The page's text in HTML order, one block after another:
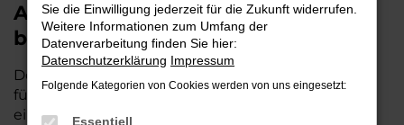
Audi A6 Tageszulassung für Leer
bei Schmidt + Koch
Der Audi A6 Tageszulassung ist die perfekte Wahl
für alle, die für Leer ein hochwertiges Fahrzeug zu
einem besonders attraktiven Preis suchen. Als
Sie die Einwilligung jederzeit für die Zukunft widerrufen.
Weitere Informationen zum Umfang der
Datenverarbeitung finden Sie hier:
Datenschutzerklärung Impressum
Folgende Kategorien von Cookies werden von uns eingesetzt:
Essentiell